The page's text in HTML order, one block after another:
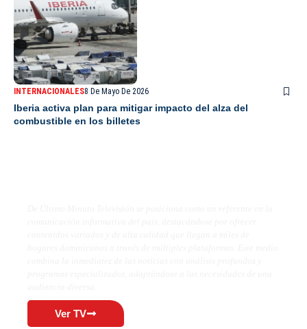
INTERNACIONALES8 De Mayo De 2026
Iberia activa plan para mitigar impacto del alza del
combustible en los billetes
Ver TV